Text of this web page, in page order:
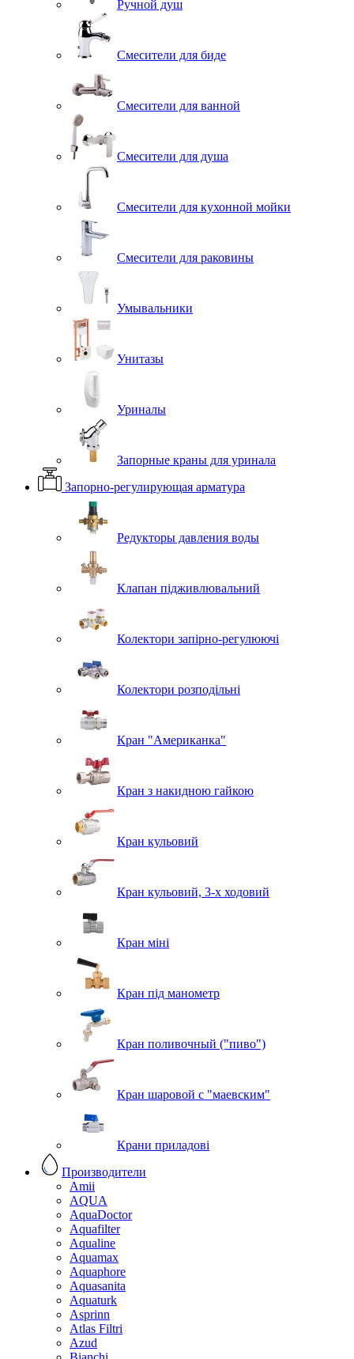
Ручной душ
Смесители для биде
Смесители для ванной
Смесители для душа
Смесители для кухонной мойки
Смесители для раковины
Умывальники
Унитазы
Уриналы
Запорные краны для уринала
Запорно-регулирующая арматура
Редукторы давления воды
Клапан підживлювальний
Колектори запірно-регулюючі
Колектори розподільні
Кран "Американка"
Кран з накидною гайкою
Кран кульовий
Кран кульовий, 3-х ходовий
Кран міні
Кран під манометр
Кран поливочный ("пиво")
Кран шаровой с "маевским"
Крани приладові
Производители
Amii
AQUA
AquaDoctor
Aquafilter
Aqualine
Aquamax
Aquaphore
Aquasanita
Aquaturk
Asprinn
Atlas Filtri
Azud